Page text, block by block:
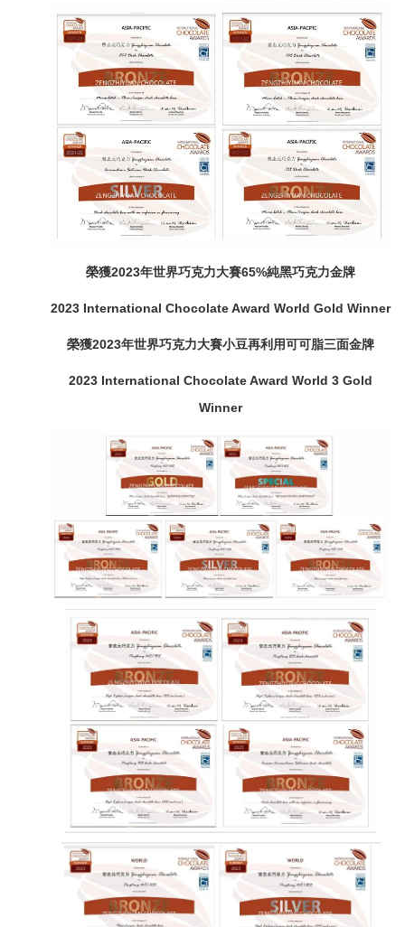
榮獲2023年世界巧克力大賽65%純黑巧克力金牌
2023 International Chocolate Award World Gold Winner
榮獲2023年世界巧克力大賽小豆再利用可可脂三面金牌
2023 International Chocolate Award World 3 Gold
Winner